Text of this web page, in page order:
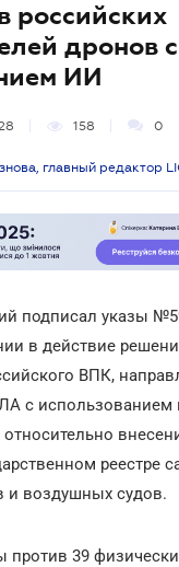
российских
дронов с
ИИ
158 0
главный редактор
подписал указы
в действие
ВПК,
с использованием
относительно
реестре
и воздушных судов.
39